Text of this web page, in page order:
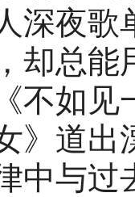
深夜歌
却总能
不如见
》道出
中与过